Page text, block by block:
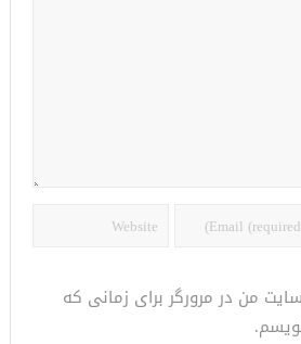
من در مرورگر برای زمانی که